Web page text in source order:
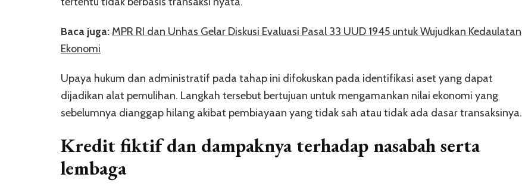
Baca juga: MPR RI dan Unhas Gelar Diskusi Evaluasi Pasal 33 UUD 1945 untuk Wujudkan Kedaulatan
Ekonomi
Upaya hukum dan administratif pada tahap ini difokuskan pada identifikasi aset yang dapat
dijadikan alat pemulihan. Langkah tersebut bertujuan untuk mengamankan nilai ekonomi yang
sebelumnya dianggap hilang akibat pembiayaan yang tidak sah atau tidak ada dasar transaksinya.
Kredit fiktif dan dampaknya terhadap nasabah serta
lembaga